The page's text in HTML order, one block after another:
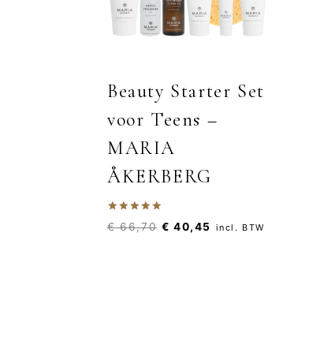
Beauty Starter Set
voor Teens –
MARIA
ÅKERBERG
Gewaardeerd
5.00
€66,70 Oorspronkelijke
€ 40,45 Huidige
incl. BTW